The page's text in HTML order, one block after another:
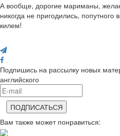
А вообще, дорогие мариманы,
никогда не пригодились,
килем!
Подпишись на рассылку новых
английского
Вам также может понравиться: